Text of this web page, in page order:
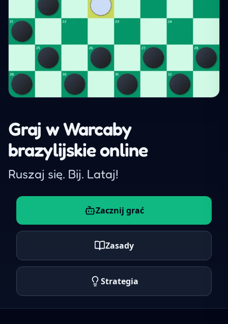
Graj w Warcaby
brazylijskie online
Ruszaj się. Bij. Lataj!
Zacznij grać
Zasady
Strategia